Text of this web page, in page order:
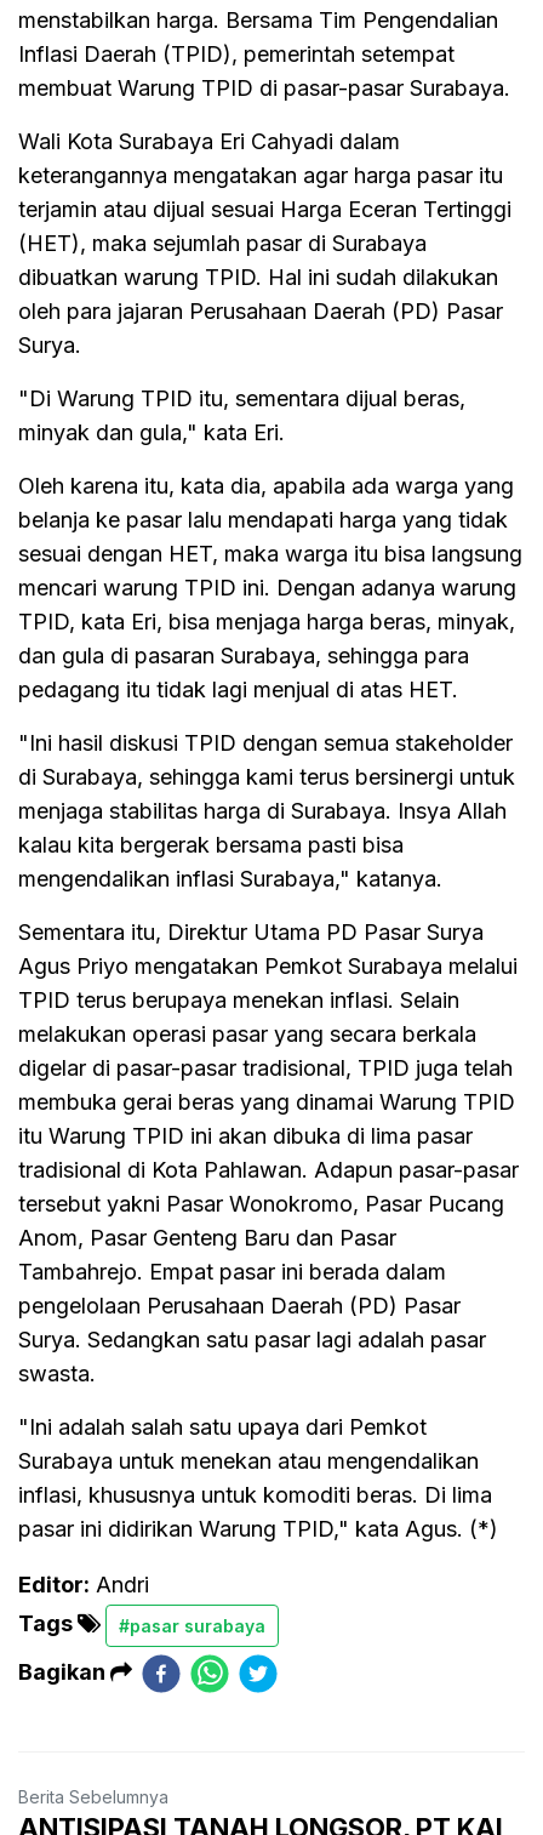
menstabilkan harga. Bersama Tim Pengendalian
Inflasi Daerah (TPID), pemerintah setempat
membuat Warung TPID di pasar-pasar Surabaya.
Wali Kota Surabaya Eri Cahyadi dalam
keterangannya mengatakan agar harga pasar itu
terjamin atau dijual sesuai Harga Eceran Tertinggi
(HET), maka sejumlah pasar di Surabaya
dibuatkan warung TPID. Hal ini sudah dilakukan
oleh para jajaran Perusahaan Daerah (PD) Pasar
Surya.
"Di Warung TPID itu, sementara dijual beras,
minyak dan gula," kata Eri.
Oleh karena itu, kata dia, apabila ada warga yang
belanja ke pasar lalu mendapati harga yang tidak
sesuai dengan HET, maka warga itu bisa langsung
mencari warung TPID ini. Dengan adanya warung
TPID, kata Eri, bisa menjaga harga beras, minyak,
dan gula di pasaran Surabaya, sehingga para
pedagang itu tidak lagi menjual di atas HET.
"Ini hasil diskusi TPID dengan semua stakeholder
di Surabaya, sehingga kami terus bersinergi untuk
menjaga stabilitas harga di Surabaya. Insya Allah
kalau kita bergerak bersama pasti bisa
mengendalikan inflasi Surabaya," katanya.
Sementara itu, Direktur Utama PD Pasar Surya
Agus Priyo mengatakan Pemkot Surabaya melalui
TPID terus berupaya menekan inflasi. Selain
melakukan operasi pasar yang secara berkala
digelar di pasar-pasar tradisional, TPID juga telah
membuka gerai beras yang dinamai Warung TPID
itu Warung TPID ini akan dibuka di lima pasar
tradisional di Kota Pahlawan. Adapun pasar-pasar
tersebut yakni Pasar Wonokromo, Pasar Pucang
Anom, Pasar Genteng Baru dan Pasar
Tambahrejo. Empat pasar ini berada dalam
pengelolaan Perusahaan Daerah (PD) Pasar
Surya. Sedangkan satu pasar lagi adalah pasar
swasta.
"Ini adalah salah satu upaya dari Pemkot
Surabaya untuk menekan atau mengendalikan
inflasi, khususnya untuk komoditi beras. Di lima
pasar ini didirikan Warung TPID," kata Agus. (*)
Editor: Andri
Tags
#pasar surabaya
Bagikan
Berita Sebelumnya
ANTISIPASI TANAH LONGSOR, PT KAI